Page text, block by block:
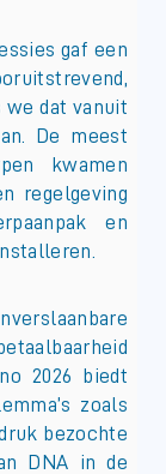
gaf een
we dat vanuit
De meest
kwamen
regelgeving
en
2026 biedt
zoals
bezochte
DNA in de